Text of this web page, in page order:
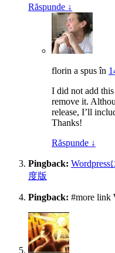
Răspunde ↓
florin a spusîn
I did not add
remove it.
release, I’ll
Thanks!
Răspunde ↓
Pingback:
度版
Pingback: #more link